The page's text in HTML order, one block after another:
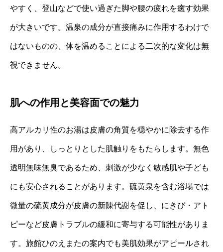
やすく、登山などで使い過ぎた脚や腰の疲れを癒す効果
が大きいです。温泉の成分が直接痛みに作用するわけで
はないものの、体を温めることによる二次的な変化は無
視できません。
肌への作用と美容面での魅力
高アルカリ性のお湯は皮膚の角質を穏やかに除去する作
用があり、しっとりとした肌触りをもたらします。無色
透明無味無臭であるため、刺激が少なく敏感肌や子ども
にも安心されることがあります。硫黄泉を含む浴場では
微量の硫黄成分が皮膚の新陳代謝を促し、にきび・アト
ピーなど皮膚トラブルの緩和に寄与する可能性がありま
す。旅館ひのえまたの案内でも美肌効果がアピールされ